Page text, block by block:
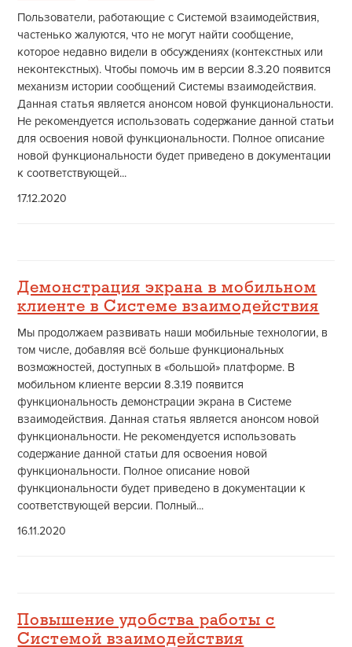
Пользователи, работающие с Системой взаимодействия,
частенько жалуются, что не могут найти сообщение,
которое недавно видели в обсуждениях (контекстных или
неконтекстных). Чтобы помочь им в версии 8.3.20 появится
механизм истории сообщений Системы взаимодействия.
Данная статья является анонсом новой функциональности.
Не рекомендуется использовать содержание данной статьи
для освоения новой функциональности. Полное описание
новой функциональности будет приведено в документации
к соответствующей...
17.12.2020
Демонстрация экрана в мобильном
клиенте в Системе взаимодействия
Мы продолжаем развивать наши мобильные технологии, в
том числе, добавляя всё больше функциональных
возможностей, доступных в «большой» платформе. В
мобильном клиенте версии 8.3.19 появится
функциональность демонстрации экрана в Системе
взаимодействия. Данная статья является анонсом новой
функциональности. Не рекомендуется использовать
содержание данной статьи для освоения новой
функциональности. Полное описание новой
функциональности будет приведено в документации к
соответствующей версии. Полный...
16.11.2020
Повышение удобства работы с
Системой взаимодействия